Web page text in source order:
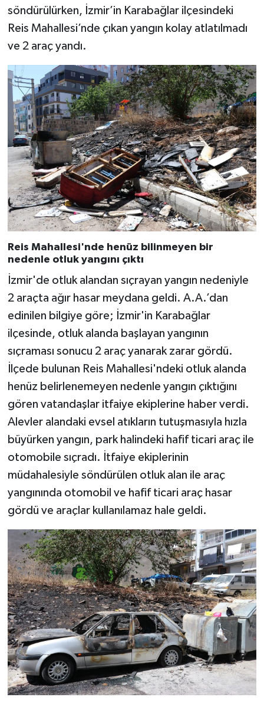
söndürülürken, İzmir’in Karabağlar ilçesindeki
Reis Mahallesi’nde çıkan yangın kolay atlatılmadı
ve 2 araç yandı.
Reis Mahallesi'nde henüz bilinmeyen bir
nedenle otluk yangını çıktı
İzmir'de otluk alandan sıçrayan yangın nedeniyle
2 araçta ağır hasar meydana geldi. A.A.’dan
edinilen bilgiye göre; İzmir'in Karabağlar
ilçesinde, otluk alanda başlayan yangının
sıçraması sonucu 2 araç yanarak zarar gördü.
İlçede bulunan Reis Mahallesi'ndeki otluk alanda
henüz belirlenemeyen nedenle yangın çıktığını
gören vatandaşlar itfaiye ekiplerine haber verdi.
Alevler alandaki evsel atıkların tutuşmasıyla hızla
büyürken yangın, park halindeki hafif ticari araç ile
otomobile sıçradı. İtfaiye ekiplerinin
müdahalesiyle söndürülen otluk alan ile araç
yangınında otomobil ve hafif ticari araç hasar
gördü ve araçlar kullanılamaz hale geldi.